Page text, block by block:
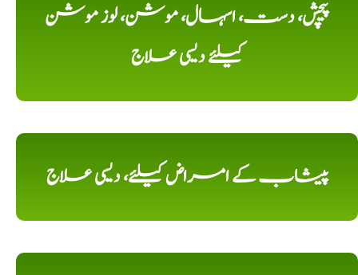
پیچش، دست، اسہال، موشن، لوز موشن
کیلئے دیسی علاج
پیشاب کے امراض کیلئے، دیسی علاج